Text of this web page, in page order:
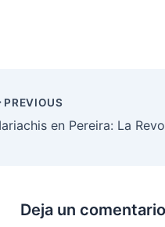
PREVIOUS
Deja un comentario